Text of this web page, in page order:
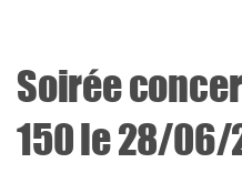
Soirée
150 le 28/06/